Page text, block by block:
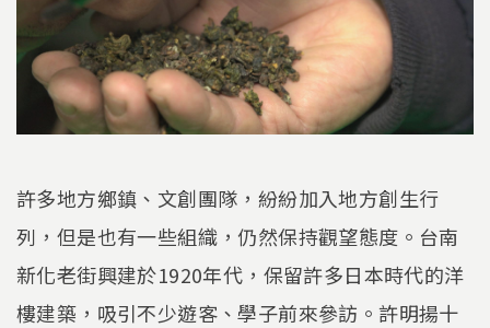
許多地方鄉鎮、文創團隊，紛紛加入地方創生行
列，但是也有一些組織，仍然保持觀望態度。台南
新化老街興建於1920年代，保留許多日本時代的洋
樓建築，吸引不少遊客、學子前來參訪。許明揚十